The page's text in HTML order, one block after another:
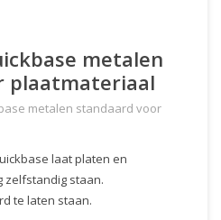
metalen
plaatmateriaal
metalen standaard voor
laat platen en
zelfstandig staan.
te laten staan.